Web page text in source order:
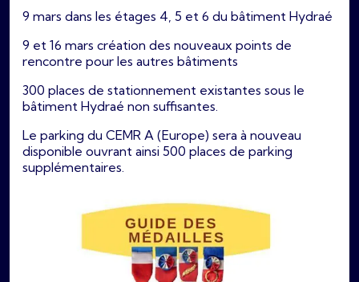
9 mars dans les étages 4, 5 et 6 du bâtiment Hydraé
9 et 16 mars création des nouveaux points de
rencontre pour les autres bâtiments
300 places de stationnement existantes sous le
bâtiment Hydraé non suffisantes.
Le parking du CEMR A (Europe) sera à nouveau
disponible ouvrant ainsi 500 places de parking
supplémentaires.